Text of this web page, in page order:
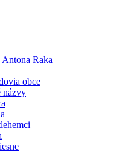
Raka
obce
názvy